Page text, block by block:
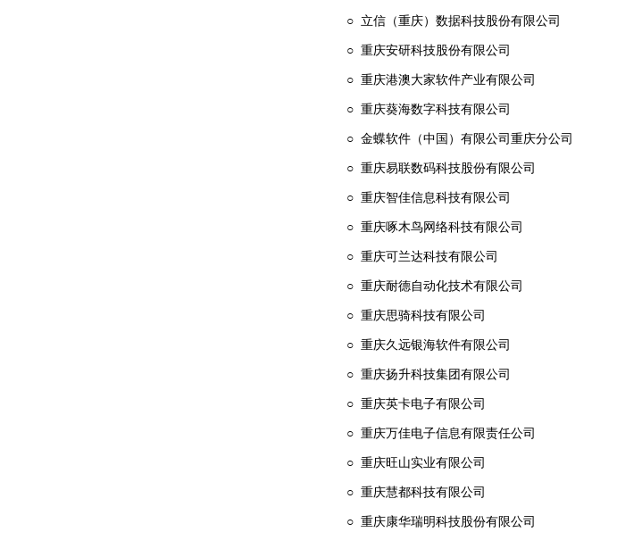
○ 立信（重庆）数据科技股份有限公司
○ 重庆安研科技股份有限公司
○ 重庆港澳大家软件产业有限公司
○ 重庆葵海数字科技有限公司
○ 金蝶软件（中国）有限公司重庆分公司
○ 重庆易联数码科技股份有限公司
○ 重庆智佳信息科技有限公司
○ 重庆啄木鸟网络科技有限公司
○ 重庆可兰达科技有限公司
○ 重庆耐德自动化技术有限公司
○ 重庆思骑科技有限公司
○ 重庆久远银海软件有限公司
○ 重庆扬升科技集团有限公司
○ 重庆英卡电子有限公司
○ 重庆万佳电子信息有限责任公司
○ 重庆旺山实业有限公司
○ 重庆慧都科技有限公司
○ 重庆康华瑞明科技股份有限公司